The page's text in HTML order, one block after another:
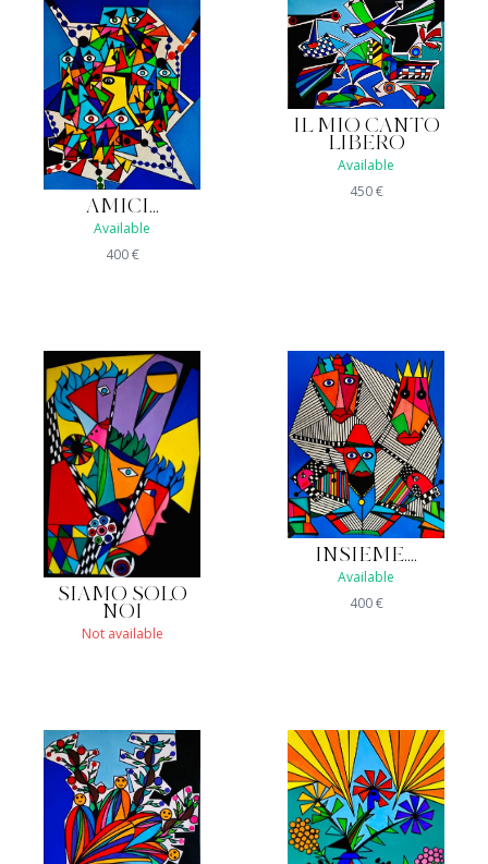
AMICI...
Available
400€
IL MIO CANTO
LIBERO
Available
450€
SIAMO SOLO
NOI
Not available
INSIEME....
Available
400€